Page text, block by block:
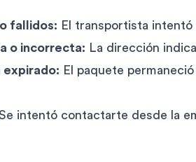
fallidos: El transportista
o incorrecta: La dirección
expirado: El paquete
intentó contactarte desde la